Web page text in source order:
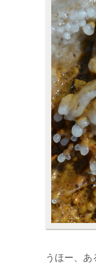
うほー、あ